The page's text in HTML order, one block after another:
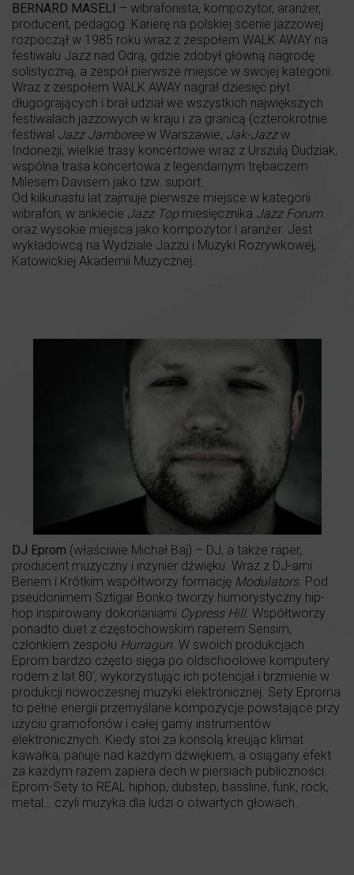
BERNARD MASELI – wibrafonista, kompozytor, aranżer,
producent, pedagog. Karierę na polskiej scenie jazzowej
rozpoczął w 1985 roku wraz z zespołem WALK AWAY na
festiwalu Jazz nad Odrą, gdzie zdobył główną nagrodę
solistyczną, a zespół pierwsze miejsce w swojej kategorii.
Wraz z zespołem WALK AWAY nagrał dziesięć płyt
długogrających i brał udział we wszystkich największych
festiwalach jazzowych w kraju i za granicą (czterokrotnie
festiwal Jazz Jamboreew Warszawie, Jak-Jazzw
Indonezji, wielkie trasy koncertowe wraz z Urszulą Dudziak,
wspólna trasa koncertowa z legendarnym trębaczem
Milesem Davisem jako tzw. suport.
Od kilkunastu lat zajmuje pierwsze miejsce w kategorii
wibrafon, w ankiecie Jazz Top miesięcznika Jazz Forum
oraz wysokie miejsca jako kompozytor i aranżer. Jest
wykładowcą na Wydziale Jazzu i Muzyki Rozrywkowej,
Katowickiej Akademii Muzycznej.
DJ Eprom (właściwie Michał Baj) – DJ, a także raper,
producent muzyczny i inżynier dźwięku. Wraz z DJ-ami
Benem i Krótkim współtworzy formację Modulators. Pod
pseudonimem Sztigar Bonko tworzy humorystyczny hip-
hop inspirowany dokonaniami Cypress Hill. Współtworzy
ponadto duet z częstochowskim raperem Sensim,
członkiem zespołu Hurragun . W swoich produkcjach
Eprom bardzo często sięga po oldschoolowe komputery
rodem z lat 80′, wykorzystując ich potencjał i brzmienie w
produkcji nowoczesnej muzyki elektronicznej. Sety Eproma
to pełne energii przemyślane kompozycje powstające przy
użyciu gramofonów i całej gamy instrumentów
elektronicznych. Kiedy stoi za konsolą kreując klimat
kawałka, panuje nad każdym dźwiękiem, a osiągany efekt
za każdym razem zapiera dech w piersiach publiczności.
Eprom-Sety to REAL hiphop, dubstep, bassline, funk, rock,
metal… czyli muzyka dla ludzi o otwartych głowach.